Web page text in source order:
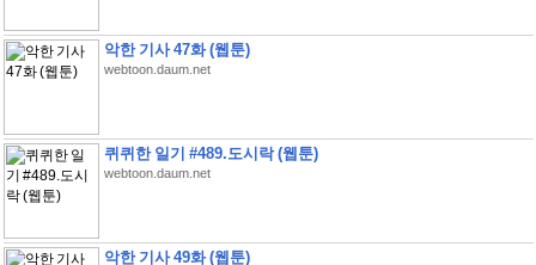
악한 기사 47화 (웹툰)
webtoon.daum.net
퀴퀴한 일기 #489.도시락 (웹툰)
webtoon.daum.net
악한 기사 49화 (웹툰)